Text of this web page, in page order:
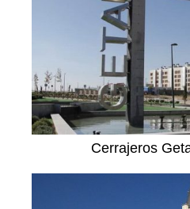
Cerrajeros